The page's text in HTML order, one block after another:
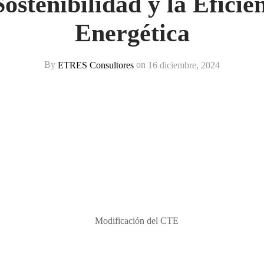
Energética
By ETRES Consultores on 16 diciembre, 2024